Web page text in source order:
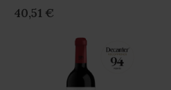
0%
40,51 €